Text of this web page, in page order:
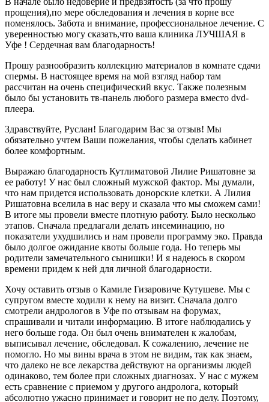
прощения),по мере обследования и лечения в корне все
поменялось. Забота и внимание, профессиональное лечение. С
уверенностью могу сказать,что ваша клиника ЛУЧШАЯ в
Уфе ! Сердечная вам благодарность!
Прошу разнообразить коллекцию материалов в комнате сдачи
спермы. В настоящее время на мой взгляд набор там
рассчитан на очень специфический вкус. Также полезным
было бы установить тв-панель любого размера вместо dvd-
плеера.
Здравствуйте, Руслан! Благодарим Вас за отзыв! Мы
обязательно учтем Ваши пожелания, чтобы сделать кабинет
более комфортным.
Выражаю благодарность Кутлиматовой Лилие Ришатовне за
ее работу! У нас был сложный мужской фактор. Мы думали,
что нам придется использовать донорские клетки. А Лилия
Ришатовна вселила в нас веру и сказала что мы сможем сами!
В итоге мы провели вместе плотную работу. Было несколько
этапов. Сначала предлагали делать инсеминацию, но
показатели ухудшились и нам провели программу эко. Правда
было долгое ожидание квоты больше года. Но теперь мы
родители замечательного сынишки! И я надеюсь в скором
времени придем к ней для личной благодарности.
Хочу оставить отзыв о Камиле Гизаровиче Кутушеве. Мы с
супругом вместе ходили к нему на визит. Сначала долго
смотрели андрологов в Уфе по отзывам на форумах,
спрашивали и читали информацию. В итоге наблюдались у
него больше года. Он был очень внимателен к жалобам,
выписывал лечение, обследовал. К сожалению, лечение не
помогло. Но мы вины врача в этом не видим, так как знаем,
что далеко не все лекарства действуют на организмы людей
одинаково, тем более при сложных диагнозах. У нас с мужем
есть сравнение с приемом у другого андролога, который
абсолютно ужасно принимает и говорит не по делу. Поэтому,